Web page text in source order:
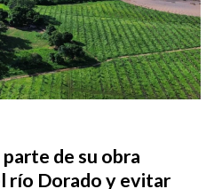
de su obra
río Dorado y evitar